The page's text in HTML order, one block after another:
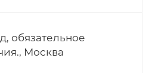
обязательное
Москва